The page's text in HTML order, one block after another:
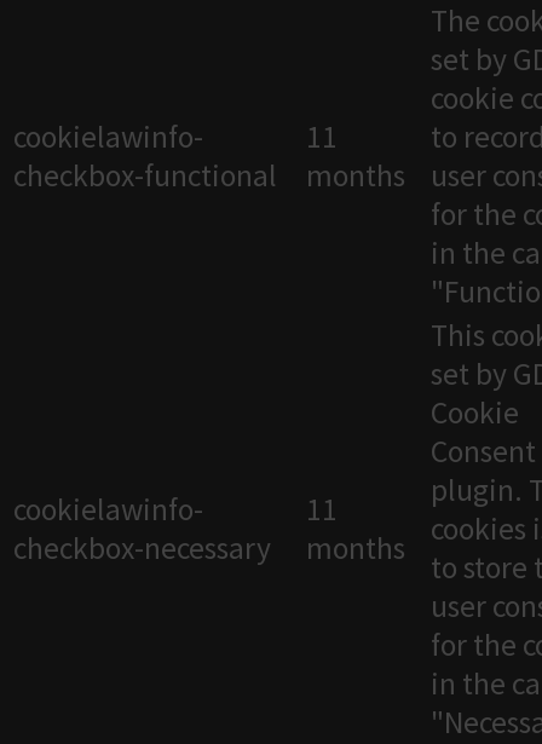
cookielawinfo-
checkbox-functional
11
months
The
set by
cookie
to
user
for the
in the
cookielawinfo-
checkbox-necessary
11
months
This
set by
Cookie
Consent
plugin.
cookies
to store
user
for the
in the